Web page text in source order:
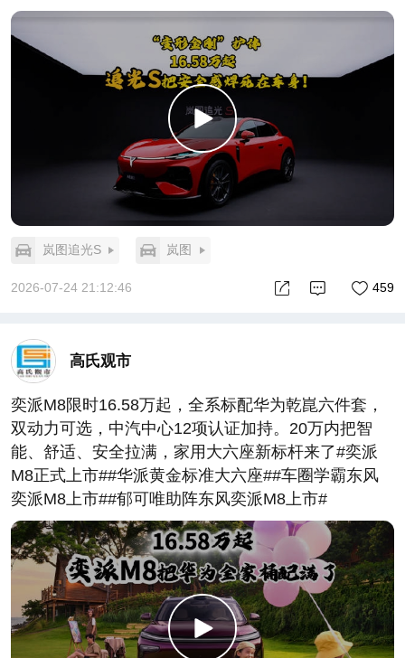
岚图追光S 岚图
2026-07-24 21:12:46 459
高氏观市
奕派M8限时16.58万起，全系标配华为乾崑六件套，
双动力可选，中汽中心12项认证加持。20万内把智
能、舒适、安全拉满，家用大六座新标杆来了#奕派
M8正式上市##华派黄金标准大六座##车圈学霸东风
奕派M8上市##郁可唯助阵东风奕派M8上市#